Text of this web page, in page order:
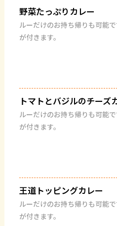
野菜たっぷりカレー
ルーだけのお持ち帰りも可能
が付きます。
トマトとバジルのチーズ
ルーだけのお持ち帰りも可能
が付きます。
王道トッピングカレー
ルーだけのお持ち帰りも可能
が付きます。